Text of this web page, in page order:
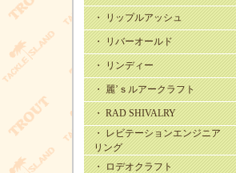
・ リップルアッシュ
・ リバーオールド
・ リンディー
・ 麗’ｓルアークラフト
・ RAD SHIVALRY
・ レビテーションエンジニア
リング
・ ロデオクラフト